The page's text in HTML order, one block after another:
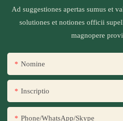
Ad suggestiones apertas sumus et
solutiones et notiones officii
magnopere
Nomine
Inscriptio
Phone/WhatsApp/Skype